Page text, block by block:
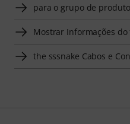
para o grupo de
Mostrar Informações
the sssnake Cabos e